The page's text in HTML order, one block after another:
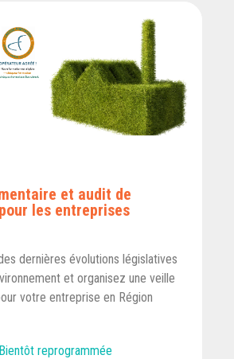
et audit de
les entreprises
dernières évolutions législatives
et organisez une veille
votre entreprise en Région
reprogrammée